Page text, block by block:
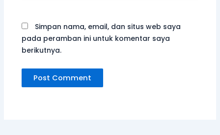
Simpan nama, email, dan situs web saya
pada peramban ini untuk komentar saya
berikutnya.